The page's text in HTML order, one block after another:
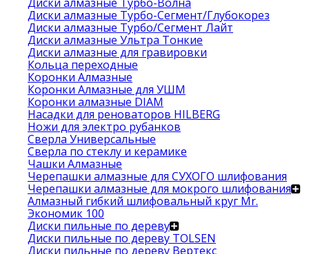
Диски алмазные Турбо-Сегмент/Глубокорез
Диски алмазные Турбо/Сегмент Лайт
Диски алмазные Ультра Тонкие
Диски алмазные для гравировки
Кольца переходные
Коронки Алмазные
Коронки Алмазные для УШМ
Коронки алмазные DIAM
Насадки для реноваторов HILBERG
Ножи для электро рубанков
Сверла Универсальные
Сверла по стеклу и керамике
Чашки Алмазные
Черепашки алмазные для СУХОГО шлифования
Черепашки алмазные для мокрого шлифования
Алмазный гибкий шлифовальный круг Mr.
Экономик 100
Диски пильные по дереву
Диски пильные по дереву TOLSEN
Диски пильные по дереву Вертекс